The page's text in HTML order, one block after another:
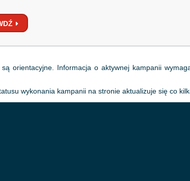
orientacyjne. Informacja o aktywnej kampanii
wykonania kampanii na stronie aktualizuje się co